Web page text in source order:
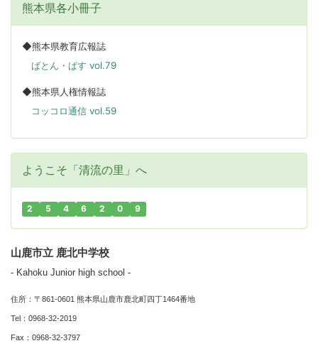
熊本県各小冊子
◆熊本県教育広報誌
ばとん・ぱす vol.79
◆熊本県人権情報誌
コッコロ通信 vol.59
ようこそ「清流の里」へ
2 5 4 6 2 0 9
山鹿市立 鹿北中学校
- Kahoku Junior high school -
住所：〒861-0601 熊本県山鹿市鹿北町四丁1464番地
Tel：0968-32-2019
Fax：0968-32-3797